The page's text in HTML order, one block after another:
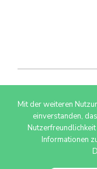
©
Mit der weiteren
einverstanden,
Informationen